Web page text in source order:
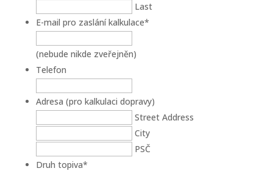
Last
E-mail pro zaslání kalkulace*
(nebude nikde zveřejněn)
Telefon
Adresa (pro kalkulaci dopravy)
Street Address
City
PSČ
Druh topiva*